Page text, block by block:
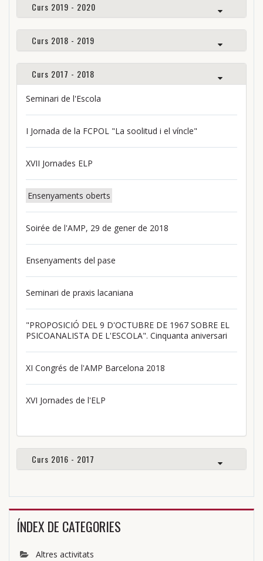
Curs 2019 - 2020
Curs 2018 - 2019
Curs 2017 - 2018
Seminari de l'Escola
I Jornada de la FCPOL "La soolitud i el víncle"
XVII Jornades ELP
Ensenyaments oberts
Soirée de l'AMP, 29 de gener de 2018
Ensenyaments del pase
Seminari de praxis lacaniana
"PROPOSICIÓ DEL 9 D'OCTUBRE DE 1967 SOBRE EL
PSICOANALISTA DE L'ESCOLA". Cinquanta aniversari
XI Congrés de l'AMP Barcelona 2018
XVI Jornades de l'ELP
Curs 2016 - 2017
ÍNDEX DE CATEGORIES
Altres activitats